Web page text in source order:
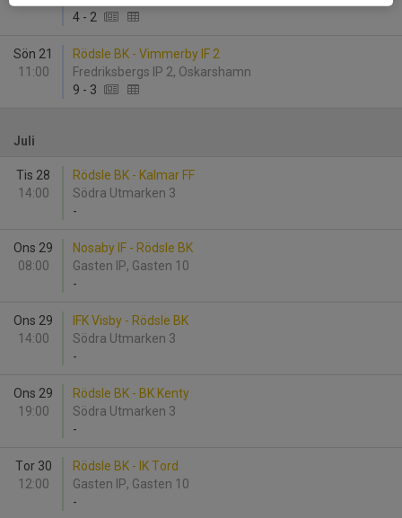
4 - 2
Sön 21
11:00
Rödsle BK - Vimmerby IF 2
Fredriksbergs IP 2, Oskarshamn
9 - 3
Juli
Tis 28
14:00
Rödsle BK - Kalmar FF
Södra Utmarken 3
-
Ons 29
08:00
Nosaby IF - Rödsle BK
Gasten IP, Gasten 10
-
Ons 29
14:00
IFK Visby - Rödsle BK
Södra Utmarken 3
-
Ons 29
19:00
Rödsle BK - BK Kenty
Södra Utmarken 3
-
Tor 30
12:00
Rödsle BK - IK Tord
Gasten IP, Gasten 10
-